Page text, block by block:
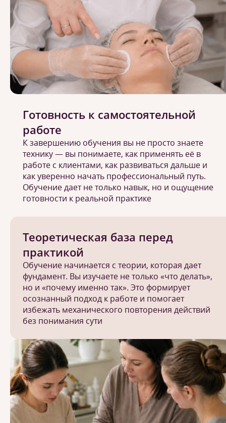
Теоретическая база перед
практикой
Обучение начинается с теории, которая дает
фундамент. Вы изучаете не только «что делать»,
но и «почему именно так». Это формирует
осознанный подход к работе и помогает
избежать механического повторения действий
без понимания сути
Готовность к самостоятельной
работе
К завершению обучения вы не просто знаете
технику — вы понимаете, как применять её в
работе с клиентами, как развиваться дальше и
как уверенно начать профессиональный путь.
Обучение дает не только навык, но и ощущение
готовности к реальной практике